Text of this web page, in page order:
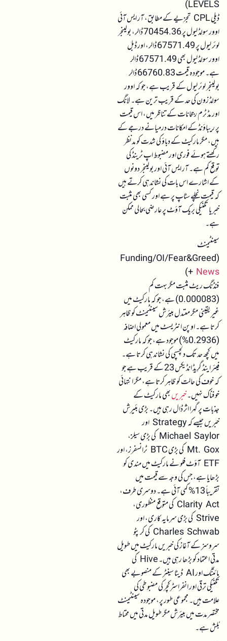
LEVELS)
ڈیلی CPL تجزیے کے مطابق، آر ایس آئی
اوور سولڈ لیول پر 70454.36 ڈالر، بولینجر
لوئر لیول پر 67571.49 ڈالر، اور ڈبل
اوور سولڈ لیول بھی 67571.49 ڈالر
ہے۔ موجودہ قیمت 66760.83 ڈالر
بولینجر لوئر لیول کے قریب ہے، جو کہ اوور
سولڈ زون کی حد کے قریب ترین ہے۔ لانگ
اور مڈ ٹرم رجحانات کے تناظر میں، اس قیمت
پر ریباؤنڈ کے امکانات درمیانے درجے کے
ہیں، مگر مارکیٹ کے دباؤ کی شدت کو مدنظر
رکھتے ہوئے فوری اور مضبوط اپ ٹرینڈ کی
توقع کم ہے۔ آر ایس آئی اور بولینجر دونوں
کے اشارے اس بات کی نشاندہی کرتے ہیں
کہ قیمت نچلے سٹاپ پر ہے اور کسی بھی مثبت
خبر یا تکنیکی بریک آؤٹ پر عارضی بحالی ممکن
ہے۔
سینٹیمنٹ
(Funding/OI/Fear&Greed
+ News
)
فنڈنگ ریٹ مثبت مگر بہت کم
(0.000083) ہے، جو کہ مارکیٹ میں
غیر یقینی مگر معتدل بیئرش سینٹیمنٹ کو ظاہر
کرتا ہے۔ اوپن انٹریسٹ میں معمولی اضافہ
(0.2936%) موجود ہے، جو کہ مارکیٹ
میں کچھ حد تک دلچسپی کی نشاندہی کرتا ہے۔
فیئر اینڈ گرِیڈ انڈیکس 23 کے قریب ہے جو
کہ خوف کی حالت کو ظاہر کرتا ہے، مگر انتہائی
خوفناک نہیں۔خبریںبھی مارکیٹ کے
جذبات پر گہرا اثر ڈال رہی ہیں۔ بڑی بئیرش
خبریں جیسے کہ Strategy اور
Michael Saylor کی بڑی سیلز،
Mt. Gox کی بڑی BTC ٹرانسفرز، اور
ETF آؤٹ فلو نے مارکیٹ میں مندی کو
بڑھایا ہے، جس کی وجہ سے قیمت میں
تقریباً 13% کمی آئی ہے۔ دوسری طرف،
Clarity Act کی متوقع منظوری،
Strive کی بڑی سرمایہ کاری، اور
Charles Schwab کی کرپٹو
سروسز کے آغاز کی خبریں مارکیٹ میں طویل
مدتی اعتماد کو بڑھا رہی ہیں۔ Hive کی
مائننگ اور AI ڈیٹا سینٹر کے منصوبے بھی
تکنیکی ترقی اور انفراسٹرکچر کی مضبوطی کی
علامت ہیں۔ مجموعی طور پر، موجودہ سینٹیمنٹ
مختصر مدت میں بیئرش مگر طویل مدتی میں محتاط
بُلش ہے۔